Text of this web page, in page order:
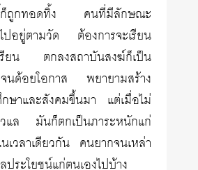
ก็ถูกทอดทิ้ง คนที่มีลักษณะ
ไปอยู่ตามวัด ต้องการจะเรียน
รียน ตกลงสถาบันสงฆ์ก็เป็น
นด้อยโอกาส พยายามสร้าง
กษาและสังคมขึ้นมา แต่เมื่อไม่
วแล มันก็ตกเป็นภาระหนักแก่
วลาเดียวกัน คนยากจนเหล่า
ระโยชน์แก่ตนเองไปบ้าง